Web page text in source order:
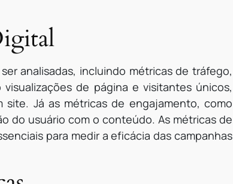
analisadas, incluindo métricas de tráfego,
de página e visitantes únicos,
Já as métricas de engajamento, como
do usuário com o conteúdo. As métricas de
para medir a eficácia das campanhas